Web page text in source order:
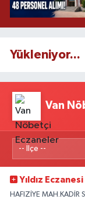
Yükleniyor...
Van
Yıldız Eczanesi
HAFIZİYE MAH.KADİR